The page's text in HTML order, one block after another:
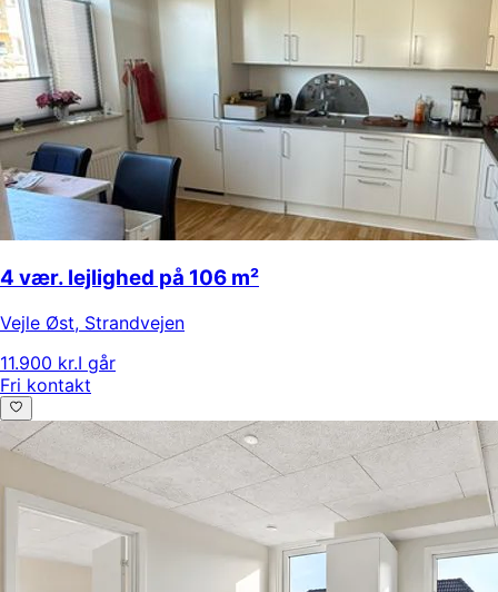
4 vær. lejlighed på 106 m²
Vejle Øst, Strandvejen
11.900 kr.I går
Fri kontakt